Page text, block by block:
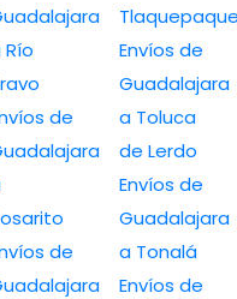
Río
de
de
Envíos de
Guadalajara
a Toluca
de Lerdo
Envíos de
Guadalajara
a Tonalá
Envíos de